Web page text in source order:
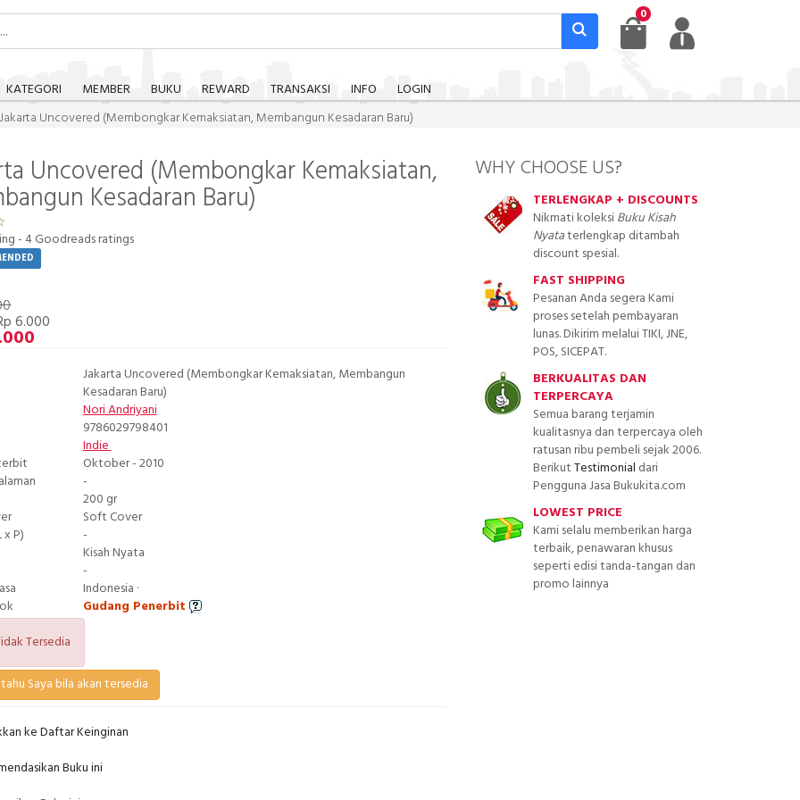
0
KATEGORI MEMBER BUKU REWARD TRANSAKSI INFO
LOGIN
Jakarta Uncovered (Membongkar Kemaksiatan, Membangun Kesadaran Baru)
Uncovered (Membongkar Kemaksiatan,
Kesadaran Baru)
-4Goodreads ratings
6.000
Jakarta Uncovered (Membongkar Kemaksiatan, Membangun
Kesadaran Baru)
Nori Andriyani
9786029798401
Indie
Oktober - 2010
-
200 gr
Soft Cover
x P)
-
Kisah Nyata
-
Indonesia ·
Gudang Penerbit
Tersedia
Saya bila akan tersedia
ke Daftar Keinginan
Buku ini
WHY CHOOSE US?
TERLENGKAP + DISCOUNTS
Nikmati koleksiBuku Kisah
Nyataterlengkap ditambah
discount spesial.
FAST SHIPPING
Pesanan Anda segera Kami
proses setelah pembayaran
lunas. Dikirim melalui TIKI, JNE,
POS, SICEPAT.
BERKUALITAS DAN
TERPERCAYA
Semua barang terjamin
kualitasnya dan terpercaya oleh
ratusan ribu pembeli sejak 2006.
BerikutTestimonial dari
Pengguna Jasa Bukukita.com
LOWEST PRICE
Kami selalu memberikan harga
terbaik, penawaran khusus
seperti edisi tanda-tangan dan
promo lainnya